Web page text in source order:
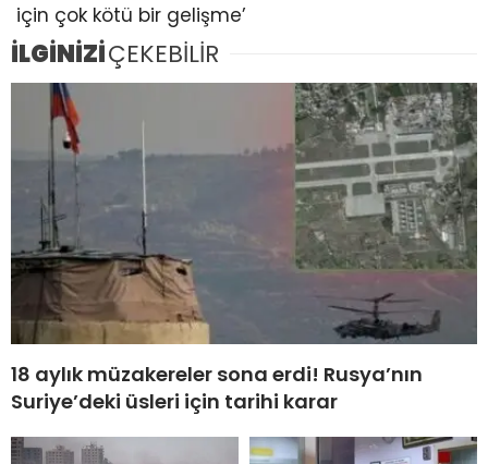
için çok kötü bir gelişme’
İLGİNİZİÇEKEBİLİR
18 aylık müzakereler sona erdi! Rusya’nın
Suriye’deki üsleri için tarihi karar